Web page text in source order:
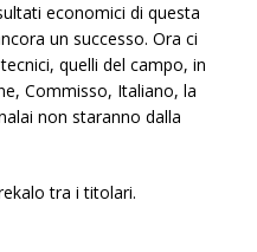
economici di questa
un successo. Ora ci
quelli del campo, in
Commisso, Italiano, la
non staranno dalla
tra i titolari.